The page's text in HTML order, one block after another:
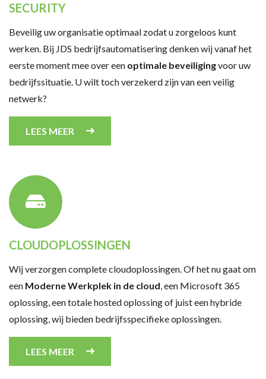
SECURITY
Beveilig uw organisatie optimaal zodat u zorgeloos kunt
werken. Bij JDS bedrijfsautomatisering denken wij vanaf het
eerste moment mee over een optimale beveiligingvoor uw
bedrijfssituatie. U wilt toch verzekerd zijn van een veilig
netwerk?
LEES MEER
CLOUDOPLOSSINGEN
Wij verzorgen complete cloudoplossingen. Of het nu gaat om
een Moderne Werkplek in de cloud, een Microsoft 365
oplossing, een totale hosted oplossing of juist een hybride
oplossing, wij bieden bedrijfsspecifieke oplossingen.
LEES MEER